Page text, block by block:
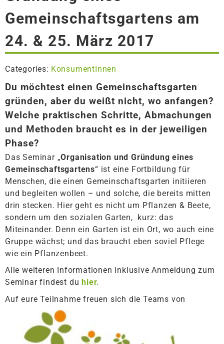
Gemeinschaftsgartens am
24. & 25. März 2017
Categories: KonsumentInnen
Du möchtest einen Gemeinschaftsgarten
gründen, aber du weißt nicht, wo anfangen?
Welche praktischen Schritte, Abmachungen
und Methoden braucht es in der jeweiligen
Phase?
Das Seminar „Organisation und Gründung eines
Gemeinschaftsgartens“ ist eine Fortbildung für
Menschen, die einen Gemeinschaftsgarten initiieren
und begleiten wollen – und solche, die bereits mitten
drin stecken. Hier geht es nicht um Pflanzen & Beete,
sondern um den sozialen Garten, kurz: das
Miteinander. Denn ein Garten ist ein Ort, wo auch eine
Gruppe wächst; und das braucht eben soviel Pflege
wie ein Pflanzenbeet.
Alle weiteren Informationen inklusive Anmeldung zum
Seminar findest du hier.
Auf eure Teilnahme freuen sich die Teams von